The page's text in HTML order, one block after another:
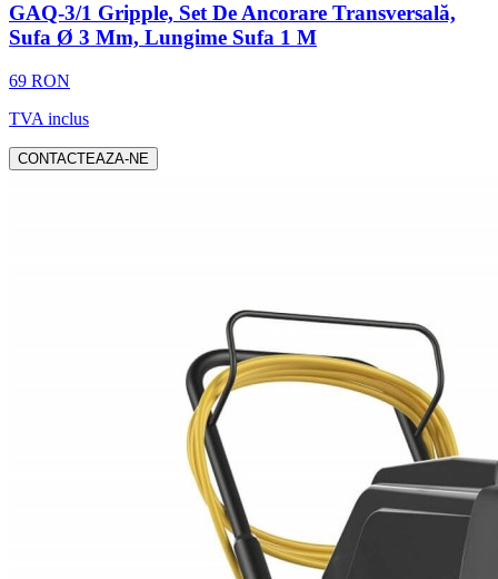
GAQ-3/1 Gripple, Set De Ancorare Transversală,
Sufa Ø 3 Mm, Lungime Sufa 1 M
69 RON
TVA inclus
CONTACTEAZA-NE